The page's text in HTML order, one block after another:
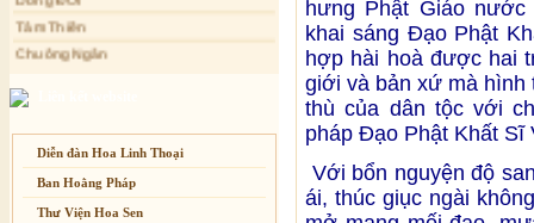
Tịnh xá Ngọc Đăng khai giảng Thiền
Chuông Ngân
Kính mừng Phật Đản
Kiếp này
Diễn đàn Hoa Linh Thoại
Ban Hoằng Pháp
Thư Viện Hoa Sen
hưng Phật Giáo
khai sáng Đạo Phật
hợp hài hoà được hai
giới và bản xứ mà
thù của dân tộc với
pháp Đạo Phật Khất Sĩ
Với bổn nguyện độ
ái, thúc giục ngài